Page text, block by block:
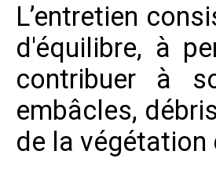
L’entretien
d'équilibre, à
contribuer à
embâcles,
de la végétation